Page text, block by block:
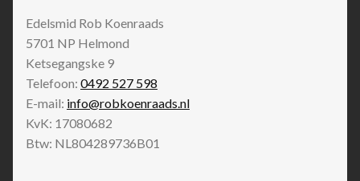
Edelsmid Rob Koenraads
5701 NP Helmond
Ketsegangske 9
Telefoon: 0492 527 598
E-mail: info@robkoenraads.nl
KvK: 17080682
Btw: NL804289736B01